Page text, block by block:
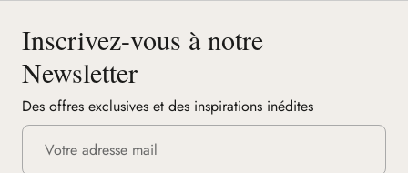
Inscrivez-vous à notre
Newsletter
Des offres exclusives et des inspirations inédites